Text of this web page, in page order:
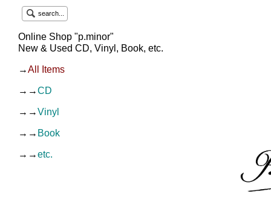
search...
Online Shop "p.minor"
New & Used CD, Vinyl, Book, etc.
→All Items
→→CD
→→Vinyl
→→ Book
→→etc.